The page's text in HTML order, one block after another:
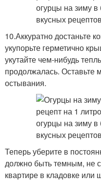
10.Аккуратно достаньте
укупорьте герметично
укутайте чем-нибудь
продолжалась. Оставьте
остывания.
Теперь уберите в
должно быть темным, не
квартире в кладовке